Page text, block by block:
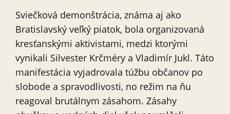
Sviečková demonštrácia, známa aj ako
Bratislavský veľký piatok, bola organizovaná
kresťanskými aktivistami, medzi ktorými
vynikali Silvester Krčméry a Vladimír Jukl. Táto
manifestácia vyjadrovala túžbu občanov po
slobode a spravodlivosti, no režim na ňu
reagoval brutálnym zásahom. Zásahy